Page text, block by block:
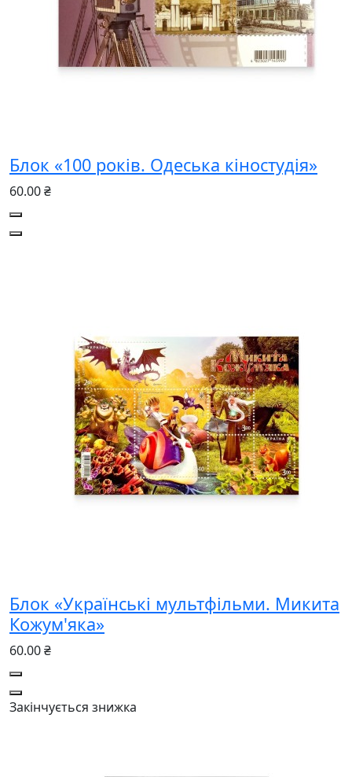
Блок «100 років. Одеська кіностудія»
60.00 ₴
Блок «Українські мультфільми. Микита
Кожум'яка»
60.00 ₴
Закінчується знижка